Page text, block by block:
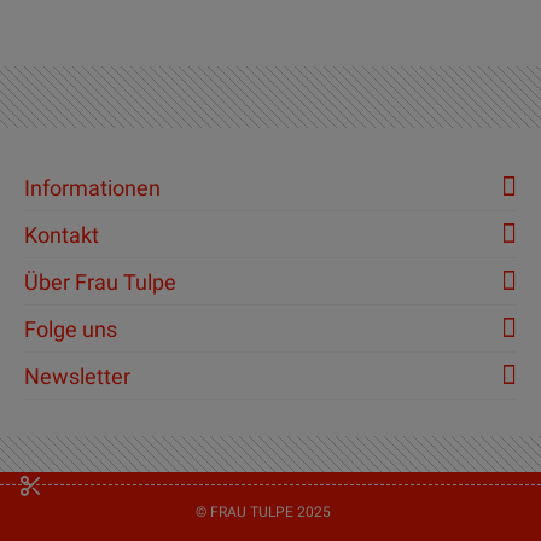
Informationen
Kontakt
Über Frau Tulpe
Folge uns
Newsletter
© FRAU TULPE 2025